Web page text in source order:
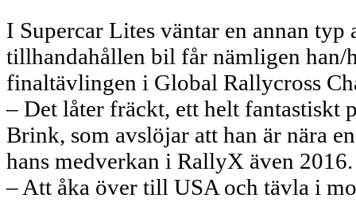
I Supercar Lites väntar en annan
tillhandahållen bil får nämligen han/
finaltävlingen i Global Rallycross
– Det låter fräckt, ett helt fantastiskt
Brink, som avslöjar att han är nära
hans medverkan i RallyX även 2016.
– Att åka över till USA och tävla i